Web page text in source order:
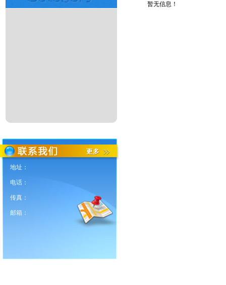
地址：
电话：
传真：
邮箱：
暂无信息！